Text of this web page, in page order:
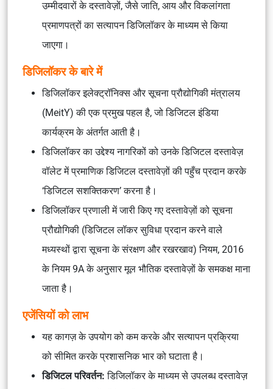
उम्मीदवारों के दस्तावेज़ों, जैसे जाति, आय और विकलांगता
प्रमाणपत्रों का सत्यापन डिजिलॉकर के माध्यम से किया
जाएगा।
डिजिलॉकर के बारे में
डिजिलॉकर इलेक्ट्रॉनिक्स और सूचना प्रौद्योगिकी मंत्रालय
(MeitY) की एक प्रमुख पहल है, जो डिजिटल इंडिया
कार्यक्रम के अंतर्गत आती है।
डिजिलॉकर का उद्देश्य नागरिकों को उनके डिजिटल दस्तावेज़
वॉलेट में प्रमाणिक डिजिटल दस्तावेज़ों की पहुँच प्रदान करके
‘डिजिटल सशक्तिकरण’ करना है।
डिजिलॉकर प्रणाली में जारी किए गए दस्तावेज़ों को सूचना
प्रौद्योगिकी (डिजिटल लॉकर सुविधा प्रदान करने वाले
मध्यस्थों द्वारा सूचना के संरक्षण और रखरखाव) नियम, 2016
के नियम 9A के अनुसार मूल भौतिक दस्तावेज़ों के समकक्ष माना
जाता है।
एजेंसियों को लाभ
यह कागज़ के उपयोग को कम करके और सत्यापन प्रक्रिया
को सीमित करके प्रशासनिक भार को घटाता है।
डिजिटल परिवर्तन: डिजिलॉकर के माध्यम से उपलब्ध दस्तावेज़